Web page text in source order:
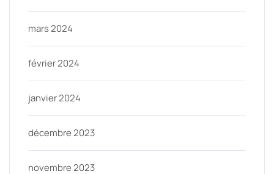
mars 2024
février 2024
janvier 2024
décembre 2023
novembre 2023